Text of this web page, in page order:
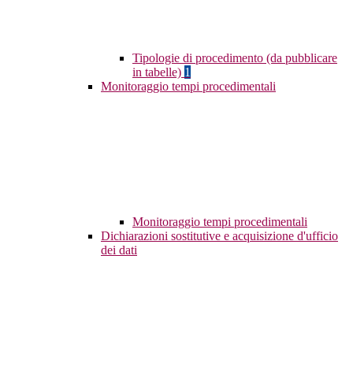
Tipologie di procedimento (da pubblicare
in tabelle) 1
Monitoraggio tempi procedimentali
Monitoraggio tempi procedimentali
Dichiarazioni sostitutive e acquisizione d'ufficio
dei dati